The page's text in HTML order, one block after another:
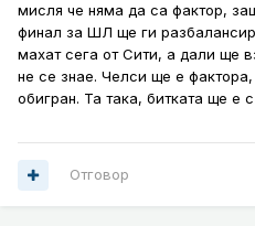
мисля че няма да са фактор,
финал за ШЛ ще ги
махат сега от Сити, а дали ще
не се знае. Челси ще е
обигран. Та така, битката ще е
Отговор